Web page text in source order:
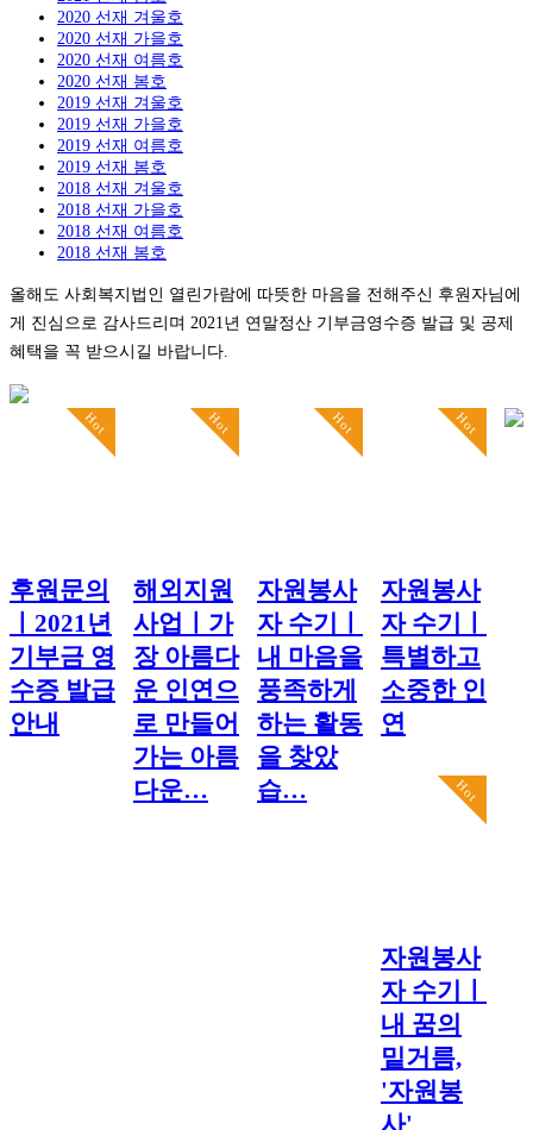
2020 선재 겨울호
2020 선재 가을호
2020 선재 여름호
2020 선재 봄호
2019 선재 겨울호
2019 선재 가을호
2019 선재 여름호
2019 선재 봄호
2018 선재 겨울호
2018 선재 가을호
2018 선재 여름호
2018 선재 봄호
올해도 사회복지법인 열린가람에 따뜻한 마음을 전해주신 후원자님에
게 진심으로 감사드리며 2021년 연말정산 기부금영수증 발급 및 공제
혜택을 꼭 받으시길 바랍니다.
Hot
후원문의
ㅣ2021년
기부금 영
수증 발급
안내
Hot
해외지원
사업ㅣ가
장 아름다
운 인연으
로 만들어
가는 아름
다운…
Hot
자원봉사
자 수기ㅣ
내 마음을
풍족하게
하는 활동
을 찾았
습…
Hot
자원봉사
자 수기ㅣ
특별하고
소중한 인
연
Hot
자원봉사
자 수기ㅣ
내 꿈의
밑거름,
'자원봉
사'